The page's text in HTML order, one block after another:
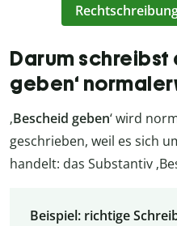
Darum schreibst
geben‘
‚Bescheid geben‘ wird
geschrieben, weil es sich
handelt: das Substantiv
Beispiel: richtige